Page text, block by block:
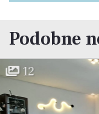
Podobne
8